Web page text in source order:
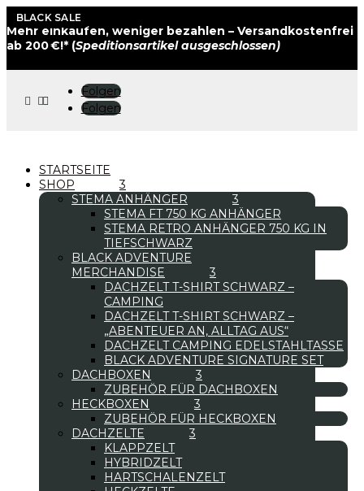
Mehr einkaufen, weniger bezahlen – Versandkostenfrei
ab 200 €!* (Speditionsartikel ausgeschlossen)
 
Folgen
Folgen
STARTSEITE
SHOP
STEMA ANHÄNGER
STEMA FT 750 KG ANHÄNGER
STEMA RETRO ANHÄNGER 750 KG IN
TIEFSCHWARZ
BLACK ADVENTURE
MERCHANDISE
DACHZELT T-SHIRT SCHWARZ –
CAMPING
DACHZELT T-SHIRT SCHWARZ –
„ABENTEUER AN, ALLTAG AUS“
DACHZELT CAMPING EDELSTAHLTASSE
BLACK ADVENTURE SIGNATURE SET
DACHBOXEN
ZUBEHÖR FÜR DACHBOXEN
HECKBOXEN
ZUBEHÖR FÜR HECKBOXEN
DACHZELTE
KLAPPZELT
HYBRIDZELT
HARTSCHALENZELT
BLACK SALE